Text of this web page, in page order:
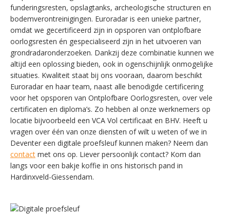
funderingsresten, opslagtanks, archeologische structuren en
bodemverontreinigingen. Euroradar is een unieke partner,
omdat we gecertificeerd zijn in opsporen van ontplofbare
oorlogsresten én gespecialiseerd zijn in het uitvoeren van
grondradaronderzoeken. Dankzij deze combinatie kunnen we
altijd een oplossing bieden, ook in ogenschijnlijk onmogelijke
situaties. Kwaliteit staat bij ons vooraan, daarom beschikt
Euroradar en haar team, naast alle benodigde certificering
voor het opsporen van Ontplofbare Oorlogsresten, over vele
certificaten en diploma’s. Zo hebben al onze werknemers op
locatie bijvoorbeeld een VCA Vol certificaat en BHV. Heeft u
vragen over één van onze diensten of wilt u weten of we in
Deventer een digitale proefsleuf kunnen maken? Neem dan
contact met ons op. Liever persoonlijk contact? Kom dan
langs voor een bakje koffie in ons historisch pand in
Hardinxveld-Giessendam.